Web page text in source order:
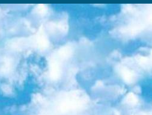
аттестацию. 6. Государственное образование учащихся средних общеобразовательных учреждений. знания в соответствии с квалификационными требованиями, которые необходимо приобрести на основании стандартов итоговый (выпускной) контроль для 9 и 11 классов в целях тестирования Экзамены (далее – экзамены) состоят из предметов, перечисленных в приложении 1. будет сделано. 7. Экзамены пройдут с 26 мая по 15 июня 2024 г. (кроме науки физического воспитания). 8. Физическая для учащихся 9 классов общесредних образовательных учреждений. Экзамены по предмету «Образование, квалификация медицина» 1-6 мая 2024 года. сотрудники перевести под присмотр (с отклонениями в физическом или умственном развитии) специализированная школа для детей, школы-интернаты и со сколиозом школы-интернаты санаторного типа для больных детей исключены). 9. Он был слепым, слабовидящим и имел нарушения опорно-двигательного аппарата. экзамены в специализированных школах и интернатах для детей должны проводиться исходя из требований, предъявляемых к общеобразовательным учреждениям (физкультура кроме науки). 10. Специализированная школа для глухих и слабослышащих детей. и экзамены в интернатах и быть реализован в виде письменного теста по математике. 11. Специальность для умственно отсталых детей. Для 9 класса Родной язык и литературное письмо Государственный язык (язык обучения – узбекский). для неклассов) написано Математическое письмо Письменная/устная история Узбекистана Физическое воспитание практично Итоговый контроль Для 11 класса Написание родного языка и литературы (эссе) Математическое письмо Узбекский язык (обучение на узбекском языке) не посещающее общее среднее образование для учреждений)/Образовательное учреждение выбор письменный и устный Иностранный язык письменный/устный Письменная/устная история Узбекистана *По выбору студента:  Химия  Физика  Основы государственного права  География 10 бесплатных образовательных ресурсов - Мы составили подборку онлайн-проектов с интерактивными упражнениями, видеолекциями и статьями. Они помогут вам обрести новые и освежить старые знания бесплатно. 1. «ИНТУИТ» Старейшая образовательная площадка Рунета. Здесь вы найдёте сотни текстовых и видеокурсов на десятки различных тем — от программирования до психологии. Многие курсы подготовлены российскими университетами и крупными международными компаниями вроде Intel и Microsoft. Самостоятельное обучение бесплатное, но желающие могут